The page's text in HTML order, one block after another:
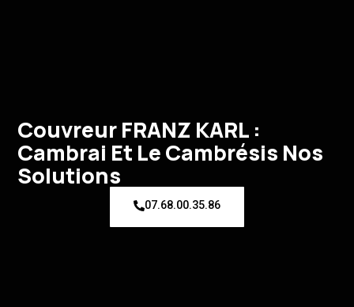
Couvreur FRANZ KARL :
Cambrai Et Le Cambrésis Nos
Solutions
07.68.00.35.86